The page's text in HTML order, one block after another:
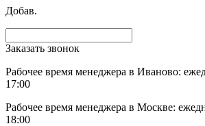
Добав.
Заказать звонок
Рабочее время менеджера в Иваново:
17:00
Рабочее время менеджера в Москве:
18:00